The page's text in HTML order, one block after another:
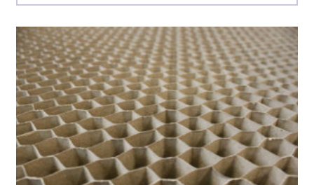
de vos marchandises. Le nid d’abeille, produit composé